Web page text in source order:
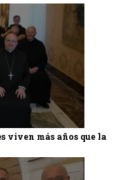
viven más años que la